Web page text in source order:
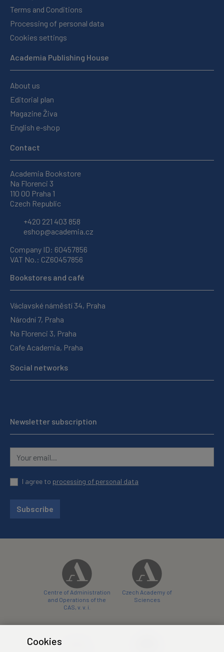
Terms and Conditions
Processing of personal data
Cookies settings
Academia Publishing House
About us
Editorial plan
Magazine Živa
English e-shop
Contact
Academia Bookstore
Na Florenci 3
110 00 Praha 1
Czech Republic
+420 221 403 858
eshop@academia.cz
Company ID: 60457856
VAT No.: CZ60457856
Bookstores and café
Václavské náměstí 34, Praha
Národní 7, Praha
Na Florenci 3, Praha
Cafe Academia, Praha
Social networks
Newsletter subscription
I agree to processing of personal data
Subscribe
Centre of Administration
and Operations of the
CAS, v. v. i.
Czech Academy of
Sciences
Cookies